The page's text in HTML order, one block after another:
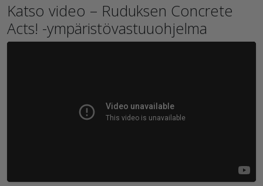
Katso video – Ruduksen Concrete
Acts! -ympäristövastuuohjelma